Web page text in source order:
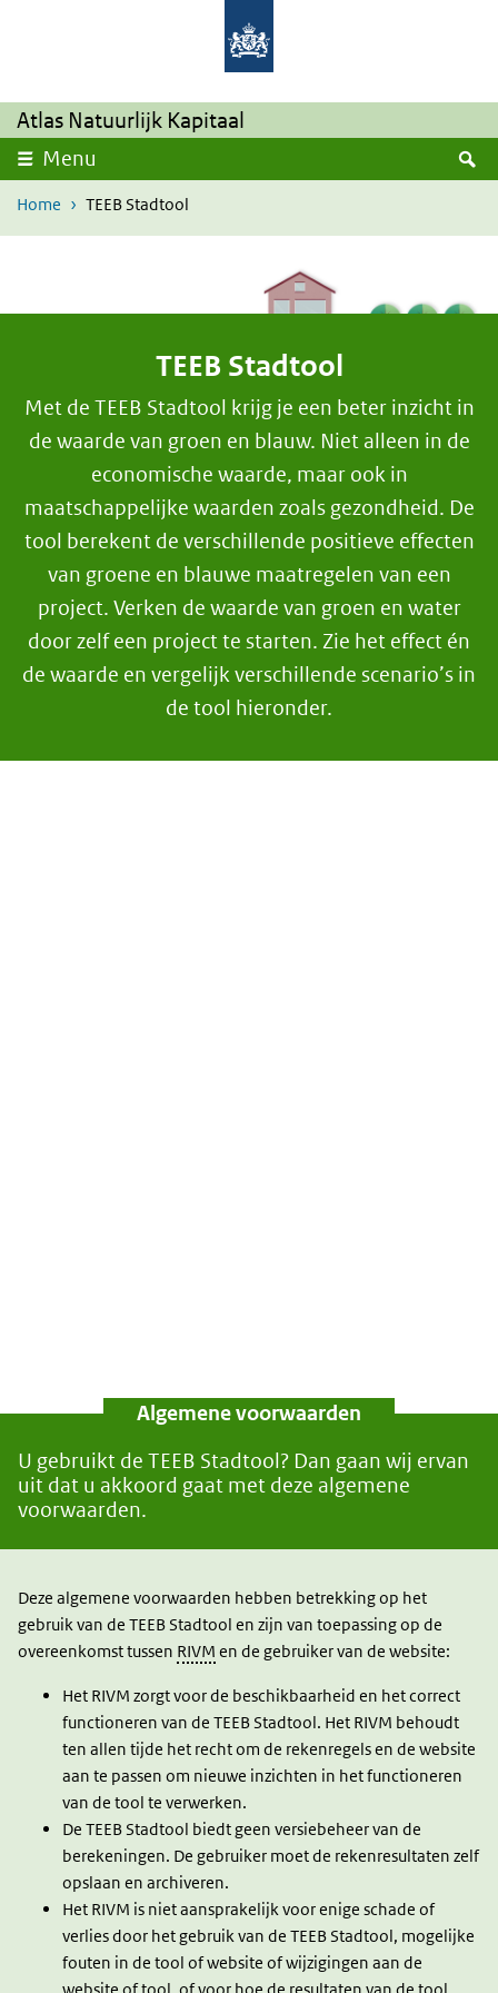
Overslaan en naar de inhoud gaan
Atlas Natuurlijk Kapitaal
Menu
Home TEEB Stadtool
TEEB Stadtool
Met de TEEB Stadtool krijg je een beter inzicht in
de waarde van groen en blauw. Niet alleen in de
economische waarde, maar ook in
maatschappelijke waarden zoals gezondheid. De
tool berekent de verschillende positieve effecten
van groene en blauwe maatregelen van een
project. Verken de waarde van groen en water
door zelf een project te starten. Zie het effect én
de waarde en vergelijk verschillende scenario’s in
de tool hieronder.
Algemene voorwaarden
U gebruikt de TEEB Stadtool? Dan gaan wij ervan
uit dat u akkoord gaat met deze algemene
voorwaarden.
Deze algemene voorwaarden hebben betrekking op het
gebruik van de TEEB Stadtool en zijn van toepassing op de
overeenkomst tussen RIVM en de gebruiker van de website:
Het RIVM zorgt voor de beschikbaarheid en het correct
functioneren van de TEEB Stadtool. Het RIVM behoudt
ten allen tijde het recht om de rekenregels en de website
aan te passen om nieuwe inzichten in het functioneren
van de tool te verwerken.
De TEEB Stadtool biedt geen versiebeheer van de
berekeningen. De gebruiker moet de rekenresultaten zelf
opslaan en archiveren.
Het RIVM is niet aansprakelijk voor enige schade of
verlies door het gebruik van de TEEB Stadtool, mogelijke
fouten in de tool of website of wijzigingen aan de